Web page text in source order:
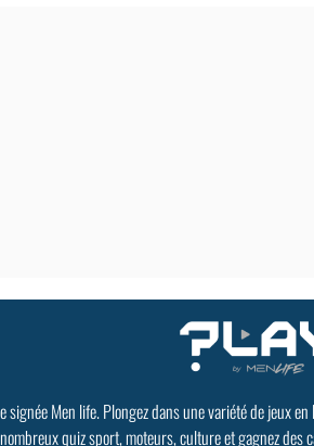
Men life. Plongez dans une variété de jeux
quiz sport, moteurs, culture et gagnez des